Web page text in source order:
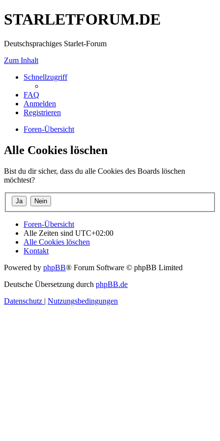
STARLETFORUM.DE
Deutschsprachiges Starlet-Forum
Zum Inhalt
Schnellzugriff
FAQ
Anmelden
Registrieren
Foren-Übersicht
Alle Cookies löschen
Bist du dir sicher, dass du alle Cookies des Boards löschen
möchtest?
Foren-Übersicht
Alle Zeiten sind UTC+02:00
Alle Cookies löschen
Kontakt
Powered by phpBB® Forum Software © phpBB Limited
Deutsche Übersetzung durch phpBB.de
Datenschutz | Nutzungsbedingungen